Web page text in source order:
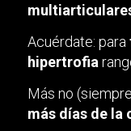
Acuérdate: para
hipertrofia
Más no
más días de la